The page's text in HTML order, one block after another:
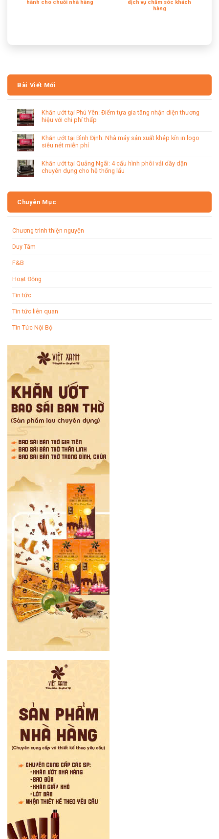
hành cho chuỗi nhà hàng
dịch vụ chăm sóc khách
hàng
Bài Viết Mới
Khăn ướt tại Phú Yên: Điểm tựa gia tăng nhận diện thương
hiệu với chi phí thấp
Khăn ướt tại Bình Định: Nhà máy sản xuất khép kín in logo
siêu nét miễn phí
Khăn ướt tại Quảng Ngãi: 4 cấu hình phôi vải dầy dặn
chuyên dụng cho hệ thống lẩu
Chuyên Mục
Chương trình thiện nguyện
Duy Tâm
F&B
Hoạt Động
Tin tức
Tin tức liên quan
Tin Tức Nội Bộ